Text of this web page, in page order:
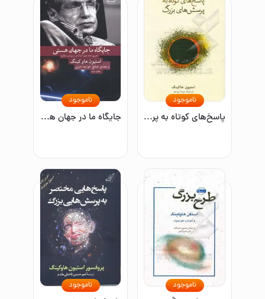
پاسخ‌های کوتاه به پرسش‌های بزرگ
ناموجود
جایگاه ما در جهان هستی: تئوری همه چیز (مبدا و سرنوشت عالم)
ناموجود
ناموجود ناموجود